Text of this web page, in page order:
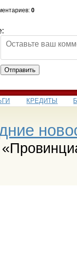
: 0
Отправить
КРЕДИТЫ